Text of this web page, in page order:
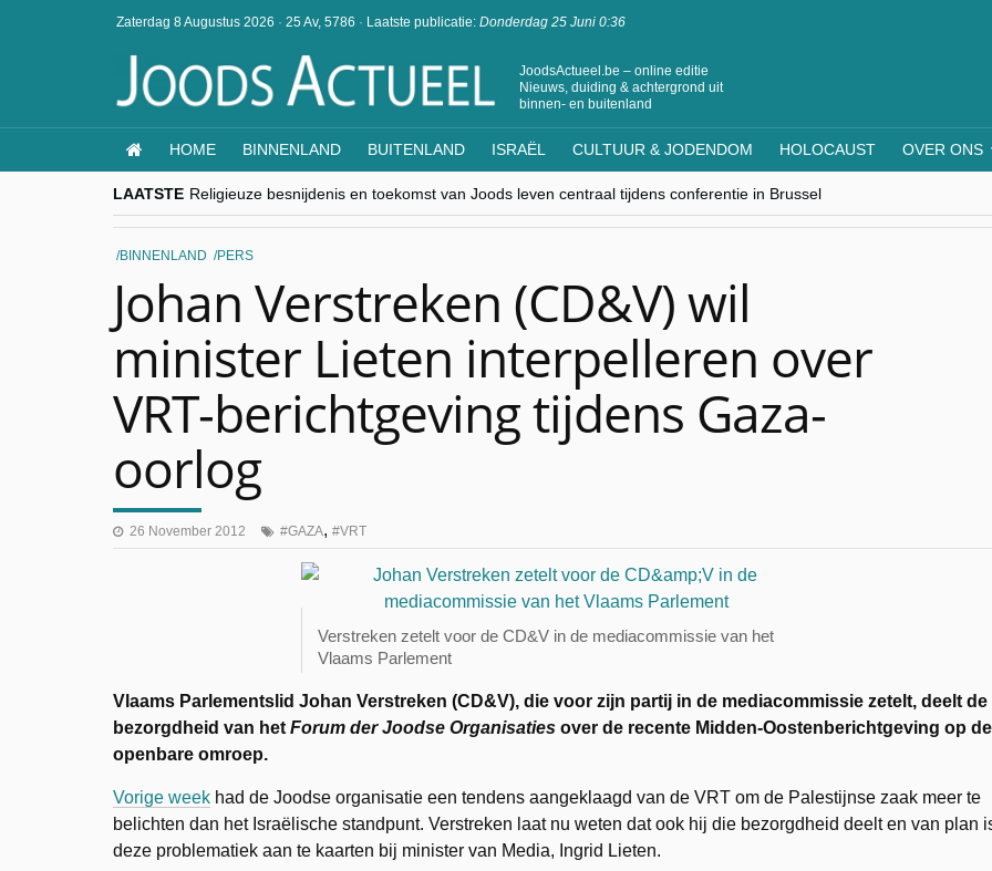
Zaterdag 8 Augustus 2026 · 25 Av, 5786 · Laatste publicatie: Donderdag 25 Juni 0:36
JoodsActueel.be – online editie
Nieuws, duiding & achtergrond uit
binnen- en buitenland
HOME BINNENLAND BUITENLAND ISRAËL CULTUUR & JODENDOM HOLOCAUST OVER ONS
LAATSTE Religieuze besnijdenis en toekomst van Joods leven centraal tijdens conferentie in Brussel
“Besnijdenisdebat toont hoe moeilijk seculiere Westen minderheden begrijpt”, Jinnih Beels (Vooruit)
CITYTRIP | ROEMENIË – Boekarest: de verrassing van Oost-Europa
“Vandaag zit elke Jood in België op de beklaagdenbank”
BINNENLAND PERS
Johan Verstreken (CD&V) wil
minister Lieten interpelleren over
VRT-berichtgeving tijdens Gaza-
oorlog
26 November 2012 GAZA, VRT
Verstreken zetelt voor de CD&V in de mediacommissie van het
Vlaams Parlement
Vlaams Parlementslid Johan Verstreken (CD&V), die voor zijn partij in de mediacommissie zetelt, deelt de
bezorgdheid van het Forum der Joodse Organisaties over de recente Midden-Oostenberichtgeving op de
openbare omroep.
Vorige week had de Joodse organisatie een tendens aangeklaagd van de VRT om de Palestijnse zaak meer te
belichten dan het Israëlische standpunt. Verstreken laat nu weten dat ook hij die bezorgdheid deelt en van plan
deze problematiek aan te kaarten bij minister van Media, Ingrid Lieten.